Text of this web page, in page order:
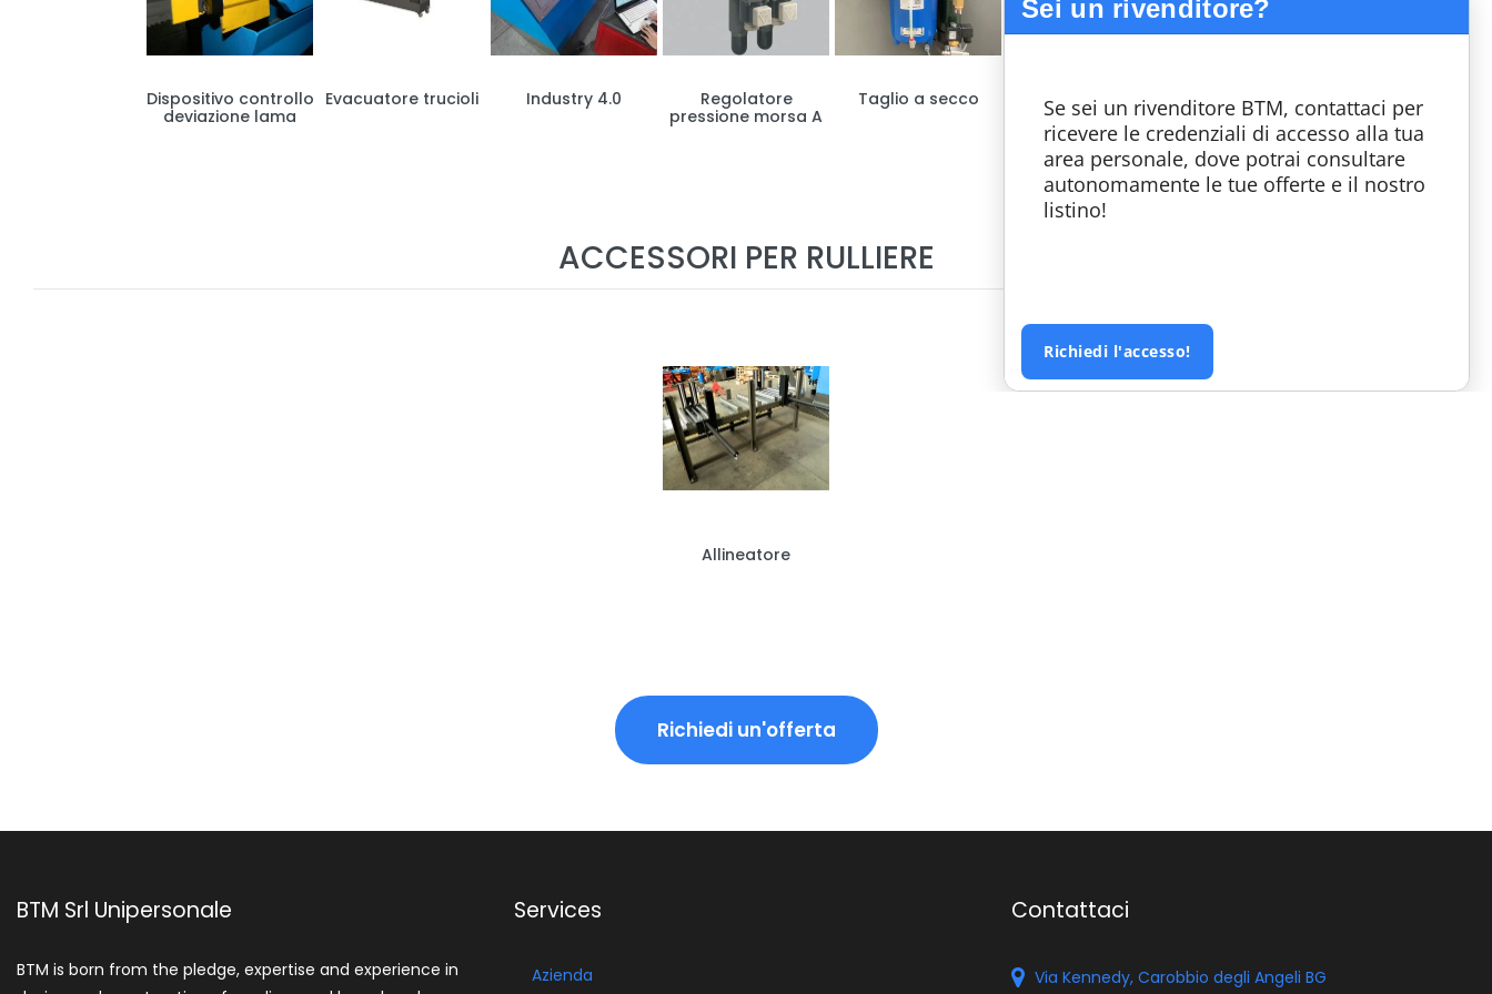
Dispositivo controllo
deviazione lama
Evacuatore trucioli Industry 4.0
Regolatore
pressione morsa A
Taglio a secco
Taglio in fascio
idraulico
Teleassistenza
ACCESSORI PER RULLIERE
Allineatore
Richiedi un'offerta
BTM Srl Unipersonale
BTM is born from the pledge, expertise and experience in
Services
Azienda
Contattaci
Via Kennedy, Carobbio degli Angeli BG
Sei un rivenditore?
Se sei un rivenditore BTM, contattaci per
ricevere le credenziali di accesso alla tua
area personale, dove potrai consultare
autonomamente le tue offerte e il nostro
listino!
Richiedi l'accesso!